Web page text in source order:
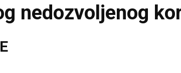
nedozvoljenog